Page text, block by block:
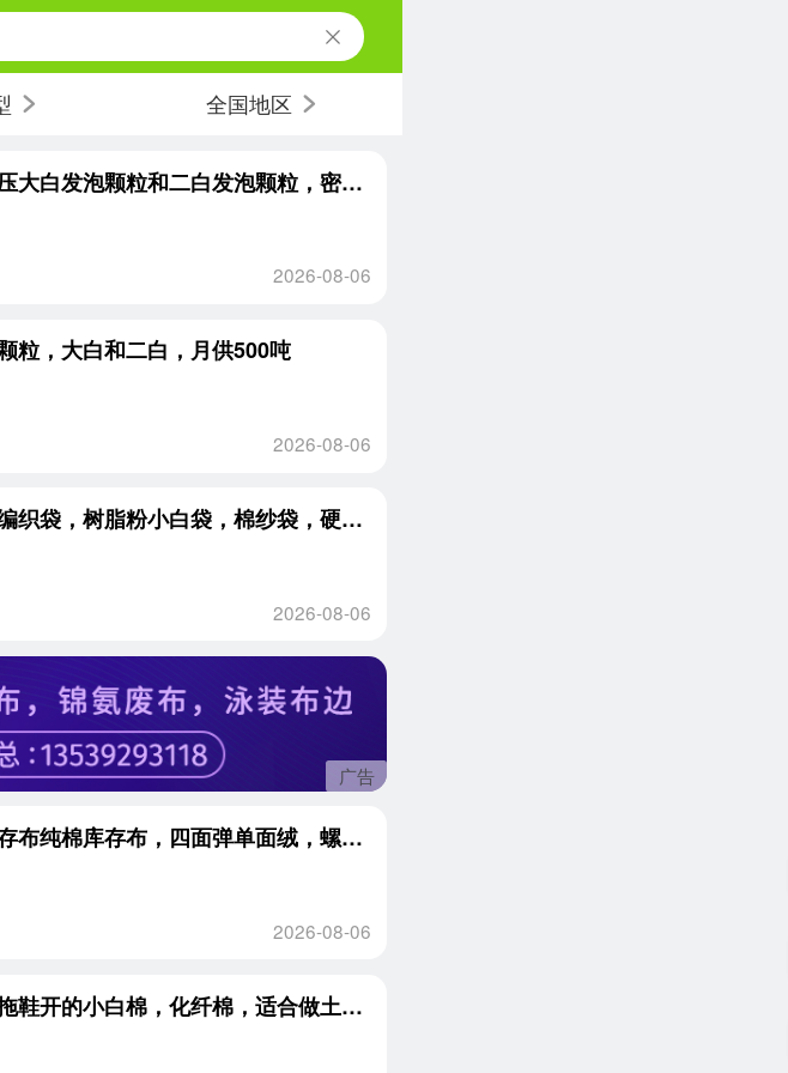
全国地区
出售珍珠棉专用的高压大白发泡颗粒和二白发泡颗粒，密度小
2026-08-06
粒，大白和二白，月供500吨
2026-08-06
求购大白吨包，废旧编织袋，树脂粉小白袋，棉纱袋，硬壳编织袋
2026-08-06
广告
厂家清仓处理一批库存布纯棉库存布，四面弹单面绒，螺纹布，来卡白胚布
2026-08-06
长期大量出售一次性拖鞋开的小白棉，化纤棉，适合做土工布，针刺棉，毛毡等，现货一百多吨，货在江苏扬州